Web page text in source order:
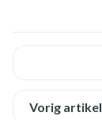
Vorig artikel